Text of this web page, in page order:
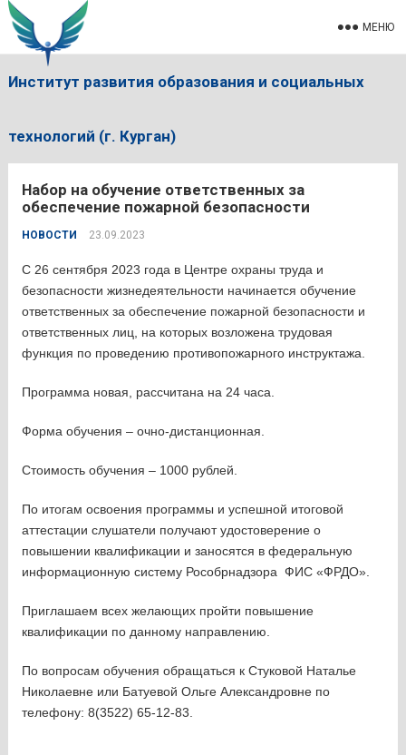
Институт развития образования и социальных
технологий (г. Курган)
МЕНЮ
Набор на обучение ответственных за
обеспечение пожарной безопасности
НОВОСТИ 23.09.2023
С 26 сентября 2023 года в Центре охраны труда и
безопасности жизнедеятельности начинается обучение
ответственных за обеспечение пожарной безопасности и
ответственных лиц, на которых возложена трудовая
функция по проведению противопожарного инструктажа.
Программа новая, рассчитана на 24 часа.
Форма обучения – очно-дистанционная.
Стоимость обучения – 1000 рублей.
По итогам освоения программы и успешной итоговой
аттестации слушатели получают удостоверение о
повышении квалификации и заносятся в федеральную
информационную систему Рособрнадзора ФИС «ФРДО».
Приглашаем всех желающих пройти повышение
квалификации по данному направлению.
По вопросам обучения обращаться к Стуковой Наталье
Николаевне или Батуевой Ольге Александровне по
телефону: 8(3522) 65-12-83.